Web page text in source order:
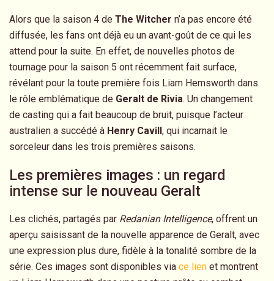
Alors que la saison 4 de The Witcher n’a pas encore été
diffusée, les fans ont déjà eu un avant-goût de ce qui les
attend pour la suite. En effet, de nouvelles photos de
tournage pour la saison 5 ont récemment fait surface,
révélant pour la toute première fois Liam Hemsworth dans
le rôle emblématique de Geralt de Rivia. Un changement
de casting qui a fait beaucoup de bruit, puisque l’acteur
australien a succédé à Henry Cavill, qui incarnait le
sorceleur dans les trois premières saisons.
Les premières images : un regard
intense sur le nouveau Geralt
Les clichés, partagés par Redanian Intelligence, offrent un
aperçu saisissant de la nouvelle apparence de Geralt, avec
une expression plus dure, fidèle à la tonalité sombre de la
série. Ces images sont disponibles via ce lien et montrent